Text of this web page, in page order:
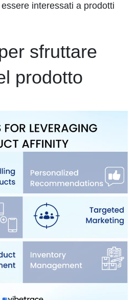
interessati a prodotti
sfruttare
prodotto